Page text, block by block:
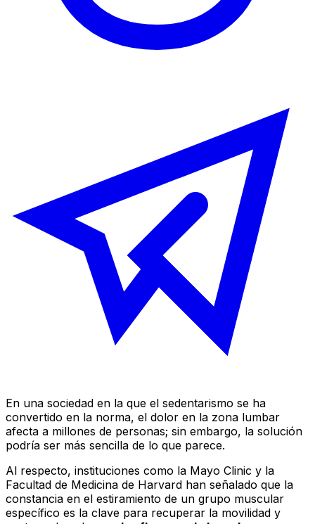
En una sociedad en la que el sedentarismo se ha
convertido en la norma, el dolor en la zona lumbar
afecta a millones de personas; sin embargo, la solución
podría ser más sencilla de lo que parece.
Al respecto, instituciones como la Mayo Clinic y la
Facultad de Medicina de Harvard han señalado que la
constancia en el estiramiento de un grupo muscular
específico es la clave para recuperar la movilidad y